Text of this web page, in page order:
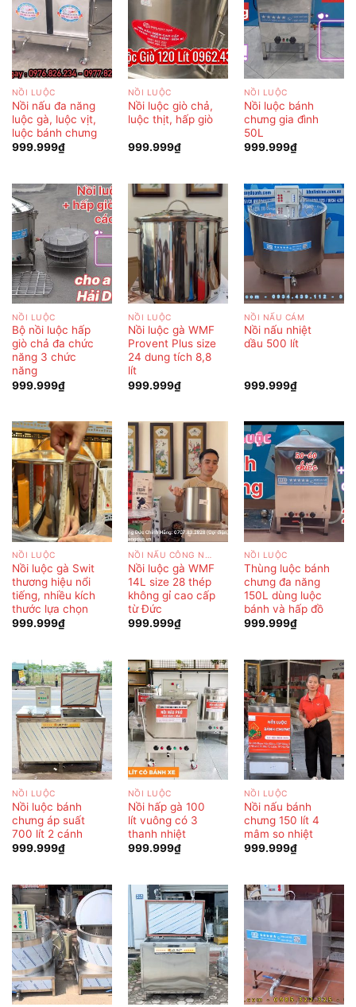
NỒI LUỘC
Nồi nấu đa năng
luộc gà, luộc vịt,
luộc bánh chưng
999.999₫
NỒI LUỘC
Nồi luộc giò chả,
luộc thịt, hấp giò
999.999₫
NỒI LUỘC
Nồi luộc bánh
chưng gia đình
50L
999.999₫
NỒI LUỘC
Bộ nồi luộc hấp
giò chả đa chức
năng 3 chức
năng
999.999₫
NỒI LUỘC
Nồi luộc gà WMF
Provent Plus size
24 dung tích 8,8
lít
999.999₫
NỒI NẤU CÁM
Nồi nấu nhiệt
dầu 500 lít
999.999₫
NỒI LUỘC
Nồi luộc gà Swit
thương hiệu nổi
tiếng, nhiều kích
thước lựa chọn
999.999₫
Nồi luộc gà WMF
14L size 28 thép
không gỉ cao cấp
từ Đức
999.999₫
NỒI LUỘC
Thùng luộc bánh
chưng đa năng
150L dùng luộc
bánh và hấp đồ
999.999₫
NỒI LUỘC
Nồi luộc bánh
chưng áp suất
700 lít 2 cánh
999.999₫
NỒI LUỘC
Nồi hấp gà 100
lít vuông có 3
thanh nhiệt
999.999₫
NỒI LUỘC
Nồi nấu bánh
chưng 150 lít 4
mâm so nhiệt
999.999₫